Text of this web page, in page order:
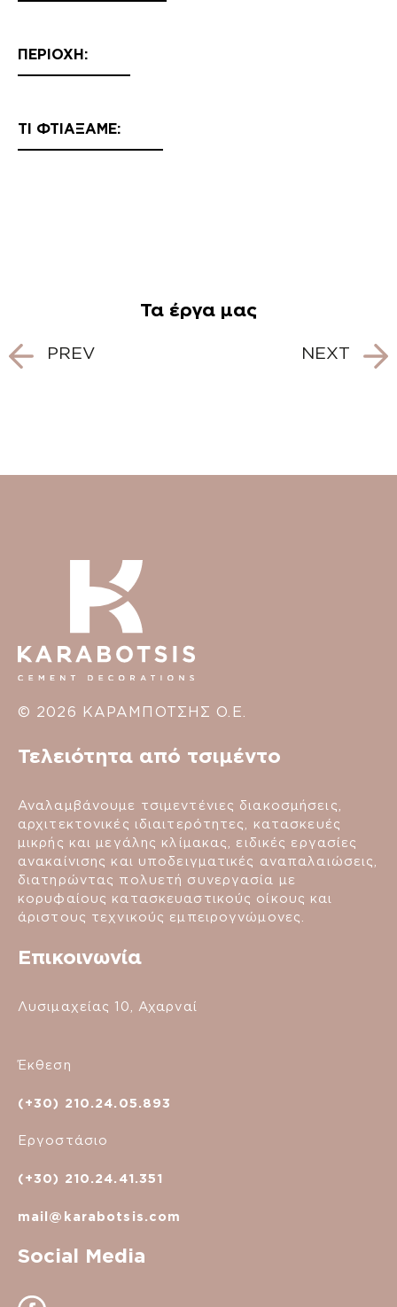
ΠΕΡΙΟΧΗ:
ΤΙ ΦΤΙΑΞΑΜΕ:
Τα έργα μας
Post
NEXT
PREV
© 2026 ΚΑΡΑΜΠΟΤΣΗΣ Ο.Ε.
Τελειότητα από τσιμέντο
Αναλαμβάνουμε τσιμεντένιες διακοσμήσεις,
αρχιτεκτονικές ιδιαιτερότητες, κατασκευές
μικρής και μεγάλης κλίμακας, ειδικές εργασίες
ανακαίνισης και υποδειγματικές αναπαλαιώσεις,
διατηρώντας πολυετή συνεργασία με
κορυφαίους κατασκευαστικούς οίκους και
άριστους τεχνικούς εμπειρογνώμονες.
Επικοινωνία
Λυσιμαχείας 10, Αχαρναί
Έκθεση
(+30) 210.24.05.893
Εργοστάσιο
(+30) 210.24.41.351
mail@karabotsis.com
Social Media